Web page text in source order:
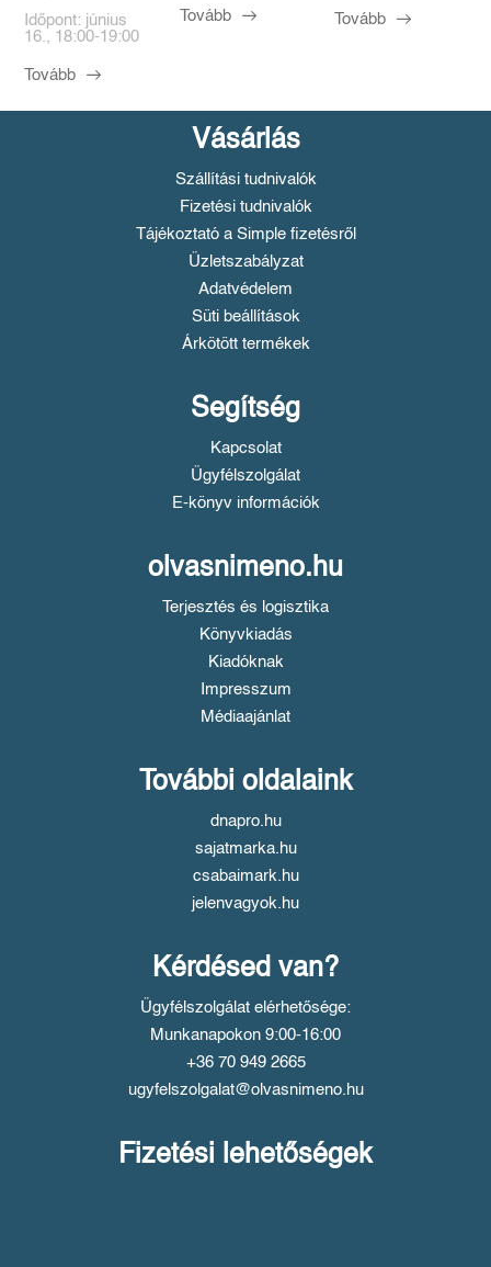
Időpont: június
16., 18:00-19:00
Tovább
Tovább Tovább
Vásárlás
Szállítási tudnivalók
Fizetési tudnivalók
Tájékoztató a Simple fizetésről
Üzletszabályzat
Adatvédelem
Süti beállítások
Árkötött termékek
Segítség
Kapcsolat
Ügyfélszolgálat
E-könyv információk
olvasnimeno.hu
Terjesztés és logisztika
Könyvkiadás
Kiadóknak
Impresszum
Médiaajánlat
További oldalaink
dnapro.hu
sajatmarka.hu
csabaimark.hu
jelenvagyok.hu
Kérdésed van?
Ügyfélszolgálat elérhetősége:
Munkanapokon 9:00-16:00
+36 70 949 2665
ugyfelszolgalat@olvasnimeno.hu
Fizetési lehetőségek